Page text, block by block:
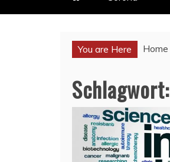
You are Here Home
Schlagwort: